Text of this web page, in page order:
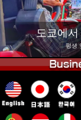
도쿄 시부야
도쿄 아사
오키나와
도쿄에
평생